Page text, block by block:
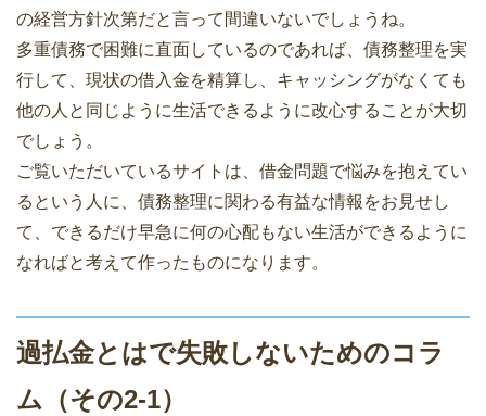
の経営方針次第だと言って間違いないでしょうね。
多重債務で困難に直面しているのであれば、債務整理を実
行して、現状の借入金を精算し、キャッシングがなくても
他の人と同じように生活できるように改心することが大切
でしょう。
ご覧いただいているサイトは、借金問題で悩みを抱えてい
るという人に、債務整理に関わる有益な情報をお見せし
て、できるだけ早急に何の心配もない生活ができるように
なればと考えて作ったものになります。
過払金とはで失敗しないためのコラ
ム（その2-1）